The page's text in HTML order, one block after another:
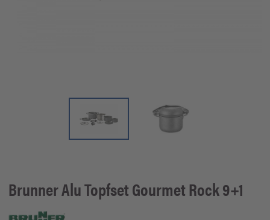
BrunnerAlu Topfset Gourmet Rock 9+1